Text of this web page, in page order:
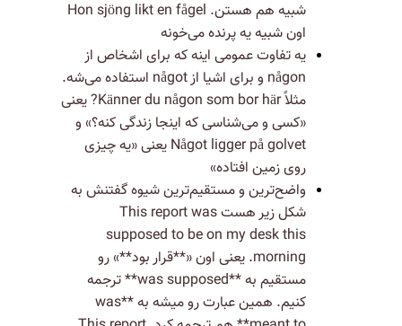
شبیه هم هستن. Hon sjöng likt en fågel
اون شبیه یه پرنده می‌خونه
یه تفاوت عمومی اینه که برای اشخاص از
någon و برای اشیا از något استفاده می‌شه.
مثلاً Känner du någon som bor här? یعنی
«کسی و می‌شناسی که اینجا زندگی‌ کنه؟» و
Något ligger på golvet یعنی «یه چیزی
روی زمین افتاده»
واضح‌ترین و مستقیم‌ترین شیوه گفتنش به
شکل زیر هست This report was
supposed to be on my desk this
morning. یعنی اون «**قرار بود**» رو
مستقیم به **was supposed** ترجمه
کنیم. همین عبارت رو میشه به **was